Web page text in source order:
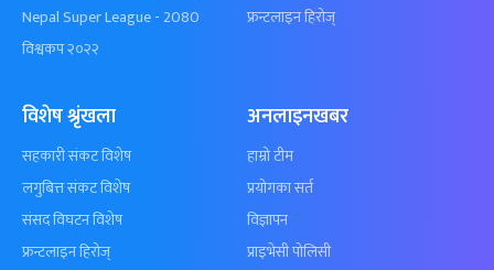
Nepal Super League - 2080
विश्वकप २०२२
फ्रन्टलाइन हिरोज्
विशेष श्रृंखला
सहकारी संकट विशेष
लगुबित्त संकट विशेष
संसद विघटन विशेष
फ्रन्टलाइन हिरोज्
अनलाइनखबर
हाम्रो टीम
प्रयोगका सर्त
विज्ञापन
प्राइभेसी पोलिसी